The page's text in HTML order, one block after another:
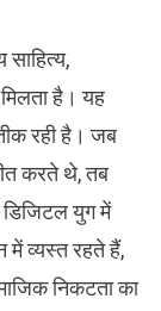
है। यह
रही है। जब
करते थे, तब
युग में
में व्यस्त रहते हैं,
निकटता का